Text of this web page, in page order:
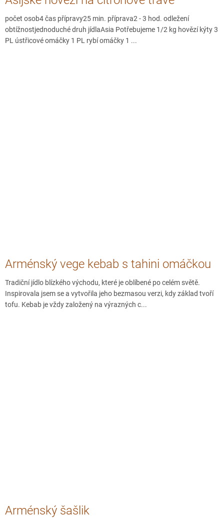
počet osob4 čas přípravy25 min. příprava2 - 3 hod. odležení
obtížnostjednoduché druh jídlaAsia Potřebujeme 1/2 kg hovězí kýty 3
PL ústřicové omáčky 1 PL rybí omáčky 1 ...
Arménský vege kebab s tahini omáčkou
Tradiční jídlo blízkého východu, které je oblíbené po celém světě.
Inspirovala jsem se a vytvořila jeho bezmasou verzi, kdy základ tvoří
tofu. Kebab je vždy založený na výrazných c...
Arménský šašlik